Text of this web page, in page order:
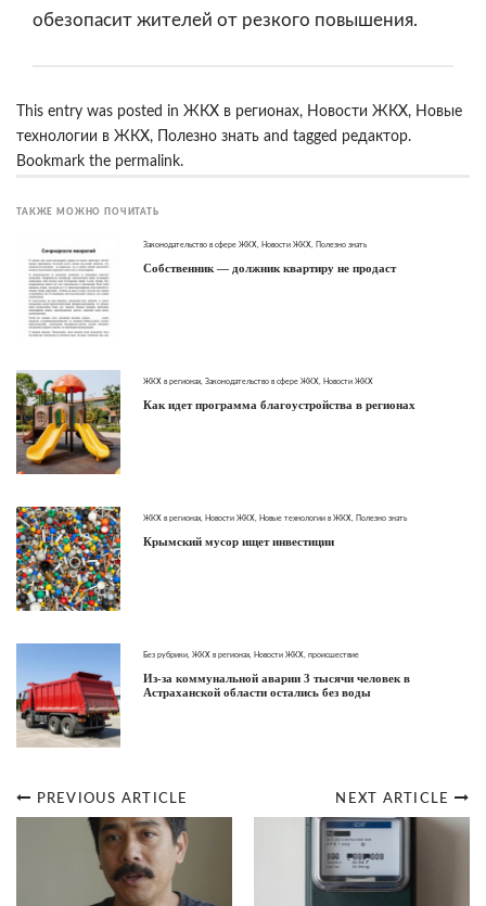
обезопасит жителей от резкого повышения.
This entry was posted in ЖКХ в регионах, Новости ЖКХ, Новые
технологии в ЖКХ, Полезно знать and tagged редактор.
Bookmark the permalink.
ТАКЖЕ МОЖНО ПОЧИТАТЬ
Законодательство в сфере ЖКХ Новости ЖКХ Полезно знать
Собственник — должник квартиру не продаст
ЖКХ в регионах Законодательство в сфере ЖКХ Новости ЖКХ
Как идет программа благоустройства в регионах
ЖКХ в регионах Новости ЖКХ Новые технологии в ЖКХ Полезно знать
Крымский мусор ищет инвестиции
Без рубрики ЖКХ в регионах Новости ЖКХ происшествие
Из-за коммунальной аварии 3 тысячи человек в
Астраханской области остались без воды
Post
navigation
NEXT ARTICLE
PREVIOUS ARTICLE